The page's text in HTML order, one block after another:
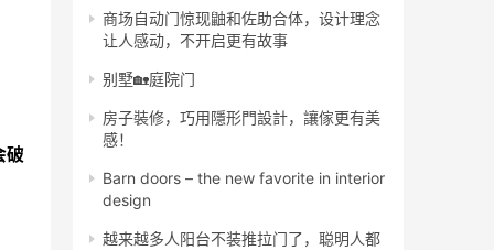
破
商场自动门惊现鼬和佐助合体，设计理念
让人感动，不开启更有故事
别墅🏡庭院门
房子裝修，巧用隱形門設計，讓傢更有美
感！
Barn doors – the new favorite in interior
design
越来越多人阳台不装推拉门了，聪明人都